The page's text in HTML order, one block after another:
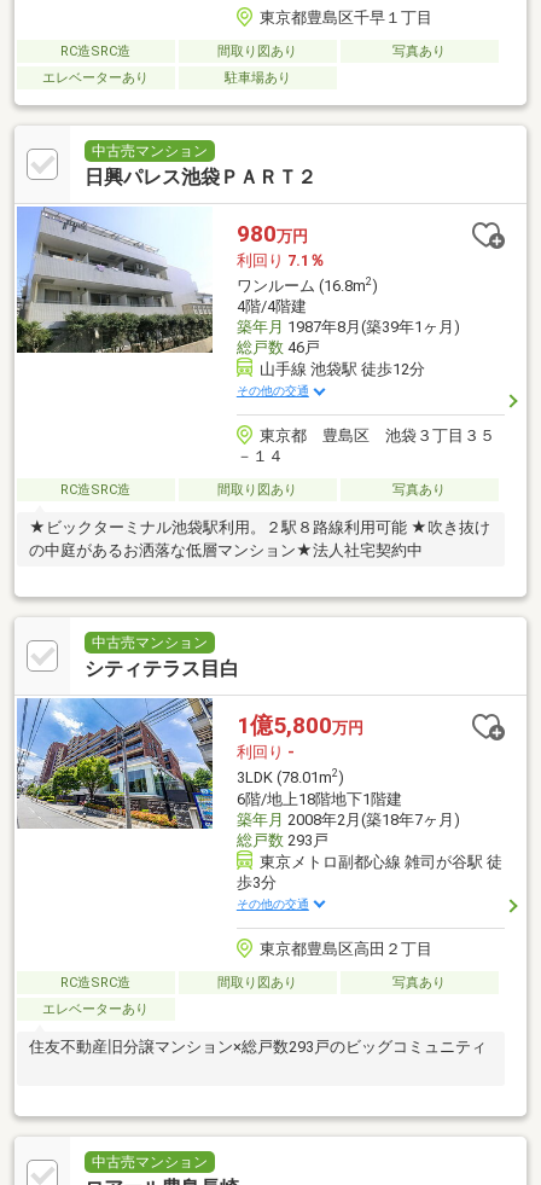
東京都豊島区千早１丁目
RC造SRC造 間取り図あり
写真あり
エレベーターあり
駐車場あり
中古売マンション
日興パレス池袋ＰＡＲＴ２
980万円
利回り 7.1％
ワンルーム (16.8m2)
4階/4階建
築年月 1987年8月(築39年1ヶ月)
総戸数46戸
山手線 池袋駅 徒歩12分
その他の交通
東京都 豊島区 池袋３丁目３５
－１４
RC造SRC造 間取り図あり 写真あり
★ビックターミナル池袋駅利用。２駅８路線利用可能 ★吹き抜け
の中庭があるお洒落な低層マンション★法人社宅契約中
中古売マンション
シティテラス目白
1億5,800万円
利回り -
3LDK (78.01m2)
6階/地上18階地下1階建
築年月 2008年2月(築18年7ヶ月)
総戸数293戸
東京メトロ副都心線 雑司が谷駅 徒
歩3分
その他の交通
東京都豊島区高田２丁目
RC造SRC造 間取り図あり
写真あり
エレベーターあり
住友不動産旧分譲マンション×総戸数293戸のビッグコミュニティ
中古売マンション